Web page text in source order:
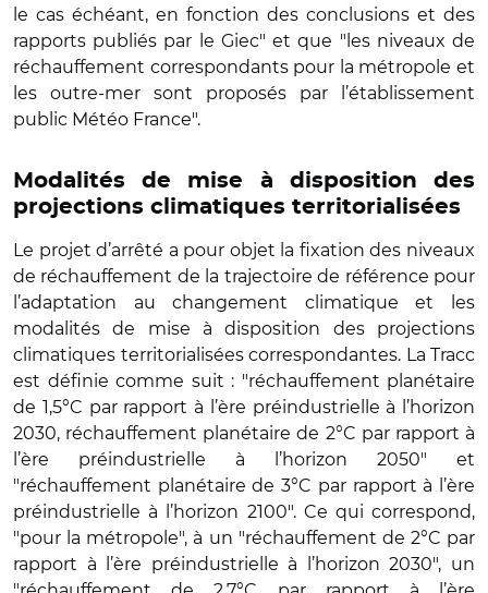
le cas échéant, en fonction des conclusions et des
rapports publiés par le Giec" et que "les niveaux de
réchauffement correspondants pour la métropole et
les outre-mer sont proposés par l’établissement
public Météo France".
Modalités de mise à disposition des
projections climatiques territorialisées
Le projet d’arrêté a pour objet la fixation des niveaux
de réchauffement de la trajectoire de référence pour
l’adaptation au changement climatique et les
modalités de mise à disposition des projections
climatiques territorialisées correspondantes. La Tracc
est définie comme suit : "réchauffement planétaire
de 1,5°C par rapport à l’ère préindustrielle à l’horizon
2030, réchauffement planétaire de 2°C par rapport à
l’ère préindustrielle à l’horizon 2050" et
"réchauffement planétaire de 3°C par rapport à l’ère
préindustrielle à l’horizon 2100". Ce qui correspond,
"pour la métropole", à un "réchauffement de 2°C par
rapport à l’ère préindustrielle à l’horizon 2030", un